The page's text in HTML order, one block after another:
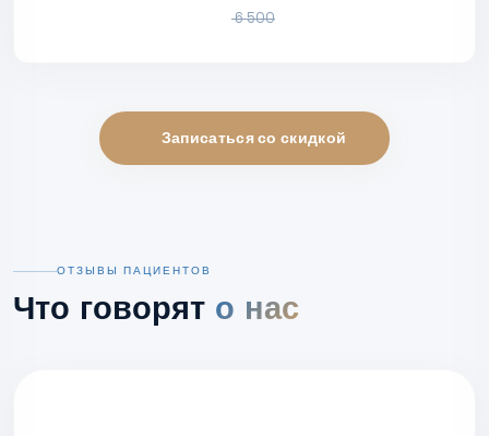
6 500
Записаться со скидкой
ОТЗЫВЫ ПАЦИЕНТОВ
Что говорят о нас